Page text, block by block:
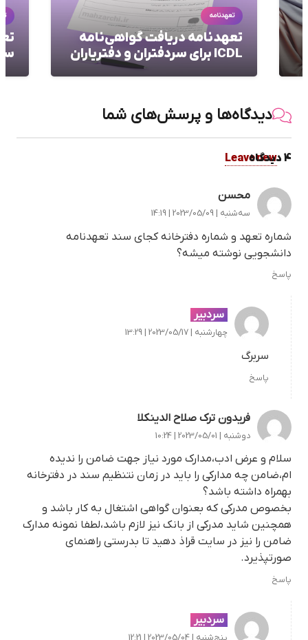
تعهدنامه
تعهدنامه رسمی چیست و شرایط
سقوط تعهد کدامند؟
دیدگاه‌ها و پرسش‌های شما
4 دیدگاه.
Leave new
محسن
سه‌شنبه | 2023/05/09 | 14:19
شماره تعهد و شماره دفترخانه کجای سند تعهدنامه
دانشجویی نوشته میشه؟
پاسخ
سردبیر
چهارشنبه | 2023/05/17 | 13:29
سربرگ
پاسخ
فریدون ترک صلاح الدینکلا
دوشنبه | 2023/05/01 | 10:24
سلام و عرض ادب،مدارک مورد نیاز جهت ضامن را ندیده
ام،ضامن چه مدارکی را باید در زمان نتنظیم سند در دفترخانه
بهمراه داشته باشد؟
بخصوص مدرکی که بعنوان گواهی اشتغال به کار باشد و
همچنین شاید مدرکی از بانک نیز لازم باشد،لطفا نمونه مدارک
ضامن را نیز در سایت قراذ دهید تا بدرستی راهنمای
صورتپذیرد.
پاسخ
سردبیر
پنج‌شنبه | 2023/05/04 | 12:21